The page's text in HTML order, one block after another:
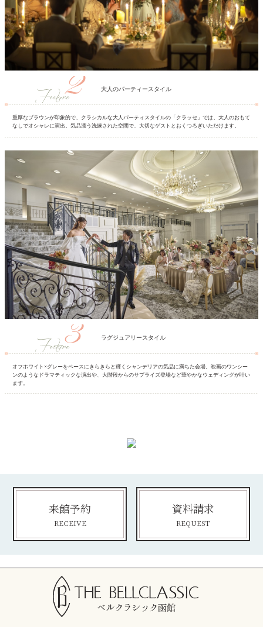
大人のパーティースタイル
重厚なブラウンが印象的で、クラシカルな大人パーティスタイルの「クラッセ」では、大人のおもて
なしでオシャレに演出。気品漂う洗練された空間で、大切なゲストとおくつろぎいただけます。
ラグジュアリースタイル
オフホワイト×グレーをベースにきらきらと輝くシャンデリアの気品に満ちた会場。映画のワンシー
ンのようなドラマティックな演出や、大階段からのサプライズ登場など華やかなウェディングが叶い
ます。
来館予約
RECEIVE
資料請求
REQUEST